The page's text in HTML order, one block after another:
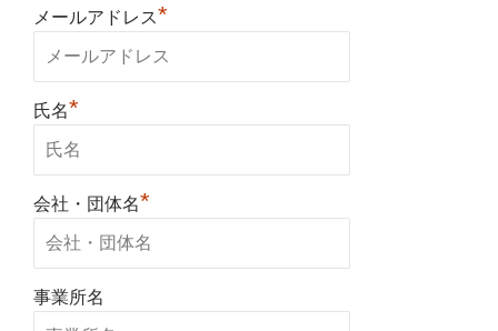
メールアドレス*
氏名*
会社・団体名*
事業所名